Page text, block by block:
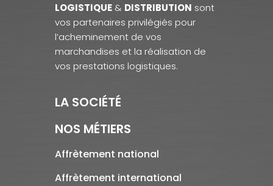
LOGISTIQUE & DISTRIBUTION sont
vos partenaires privilégiés pour
l’acheminement de vos
marchandises et la réalisation de
vos prestations logistiques.
LA SOCIÉTÉ
NOS MÉTIERS
Affrètement national
Affrètement international